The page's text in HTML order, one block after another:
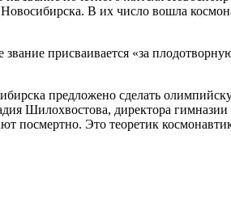
В их число вошла
присваивается «за
предложено сделать
Шилохвостова, директора
посмертно. Это теоретик